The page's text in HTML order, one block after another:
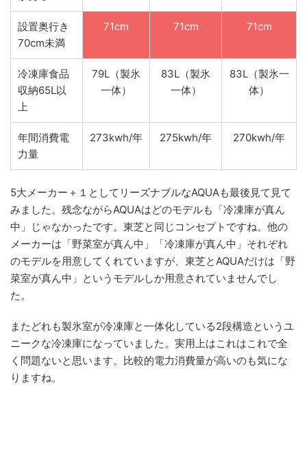
設置奥行き
70cm未満
71cm 71cm 71cm
冷凍庫食品
収納65L以
上
79L（製氷
一体）
83L（製氷
一体）
83L（製氷一
体）
年間消費電
力量
273kwh/年 275kwh/年 270kwh/年
5大メーカー＋１としてリーズナブルなAQUAも最後見て見て
みました。残念ながらAQUAはどのモデルも「冷凍庫が真ん
中」じゃなかったです。東芝と同じコンセプトですね。他の
メーカーは「野菜室が真ん中」「冷凍庫が真ん中」それぞれ
のモデルを用意してくれていますが、東芝とAQUAだけは「野
菜室が真ん中」というモデルしか用意されていませんでし
た。
またどれも製氷室が冷凍庫と一体化している2段構造というユ
ニークな冷凍庫になっていました。実用上はこれはこれで全
く問題ないと思います。比較的電力消費量が高いのも気にな
りますね。